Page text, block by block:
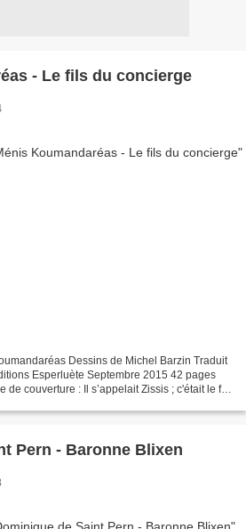
- Le fils du concierge
Dessins de Michel Barzin Traduit
Esperluète Septembre 2015 42 pages
de couverture : Il s’appelait Zissis ; c'était le fils
Pern - Baronne Blixen